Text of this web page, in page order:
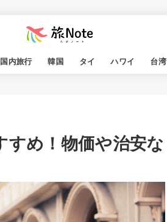
国内旅行 韓国 タイ ハワイ 台湾
すめ！物価や治安な